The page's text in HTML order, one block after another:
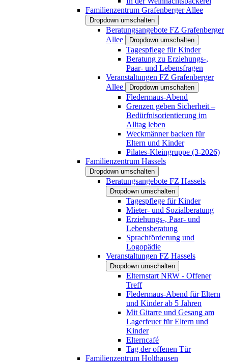
Familienzentrum Grafenberger Allee
Dropdown umschalten
Beratungsangebote FZ Grafenberger
Allee
Dropdown umschalten
Tagespflege für Kinder
Beratung zu Erziehungs-,
Paar- und Lebensfragen
Veranstaltungen FZ Grafenberger
Allee
Dropdown umschalten
Fledermaus-Abend
Grenzen geben Sicherheit –
Bedürfnisorientierung im
Alltag leben
Weckmänner backen für
Eltern und Kinder
Pilates-Kleingruppe (3-2026)
Familienzentrum Hassels
Dropdown umschalten
Beratungsangebote FZ Hassels
Dropdown umschalten
Tagespflege für Kinder
Mieter- und Sozialberatung
Erziehungs-, Paar- und
Lebensberatung
Sprachförderung und
Logopädie
Veranstaltungen FZ Hassels
Dropdown umschalten
Elternstart NRW - Offener
Treff
Fledermaus-Abend für Eltern
und Kinder ab 5 Jahren
Mit Gitarre und Gesang am
Lagerfeuer für Eltern und
Kinder
Elterncafé
Tag der offenen Tür
Familienzentrum Holthausen